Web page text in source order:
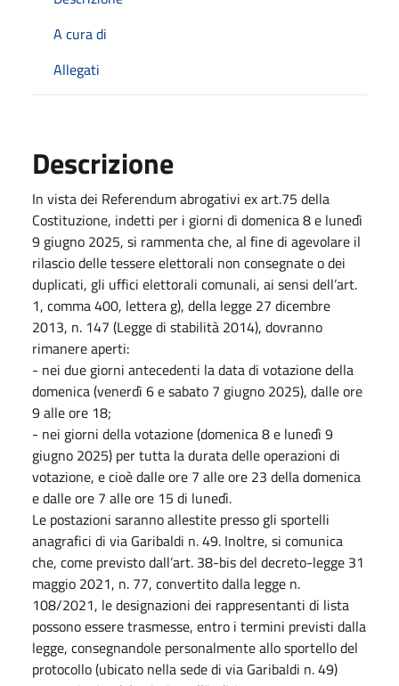
A cura di
Allegati
Descrizione
In vista dei Referendum abrogativi ex art.75 della
Costituzione, indetti per i giorni di domenica 8 e lunedì
9 giugno 2025, si rammenta che, al fine di agevolare il
rilascio delle tessere elettorali non consegnate o dei
duplicati, gli uffici elettorali comunali, ai sensi dell’art.
1, comma 400, lettera g), della legge 27 dicembre
2013, n. 147 (Legge di stabilità 2014), dovranno
rimanere aperti:
- nei due giorni antecedenti la data di votazione della
domenica (venerdì 6 e sabato 7 giugno 2025), dalle ore
9 alle ore 18;
- nei giorni della votazione (domenica 8 e lunedì 9
giugno 2025) per tutta la durata delle operazioni di
votazione, e cioè dalle ore 7 alle ore 23 della domenica
e dalle ore 7 alle ore 15 di lunedì.
Le postazioni saranno allestite presso gli sportelli
anagrafici di via Garibaldi n. 49. Inoltre, si comunica
che, come previsto dall’art. 38-bis del decreto-legge 31
maggio 2021, n. 77, convertito dalla legge n.
108/2021, le designazioni dei rappresentanti di lista
possono essere trasmesse, entro i termini previsti dalla
legge, consegnandole personalmente allo sportello del
protocollo (ubicato nella sede di via Garibaldi n. 49)